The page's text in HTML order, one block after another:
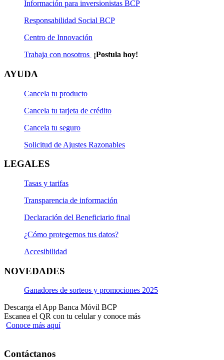
Información para inversionistas BCP
Responsabilidad Social BCP
Centro de Innovación
Trabaja con nosotros ¡Postula hoy!
AYUDA
Cancela tu producto
Cancela tu tarjeta de crédito
Cancela tu seguro
Solicitud de Ajustes Razonables
LEGALES
Tasas y tarifas
Transparencia de información
Declaración del Beneficiario final
¿Cómo protegemos tus datos?
Accesibilidad
NOVEDADES
Ganadores de sorteos y promociones 2025
Descarga el App Banca Móvil BCP
Escanea el QR con tu celular y conoce más
Conoce más aquí
Contáctanos